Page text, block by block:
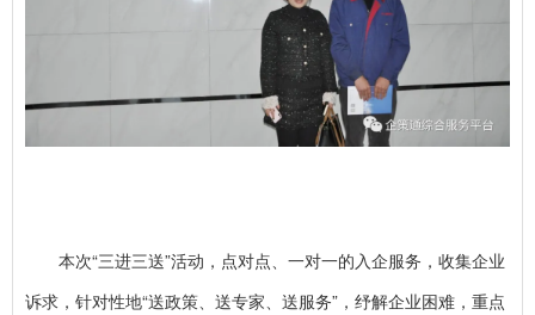
本次“三进三送”活动，点对点、一对一的入企服务，收集企业
诉求，针对性地“送政策、送专家、送服务”，纾解企业困难，重点